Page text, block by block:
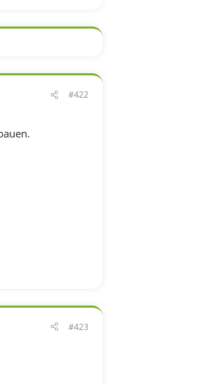
#422
#423